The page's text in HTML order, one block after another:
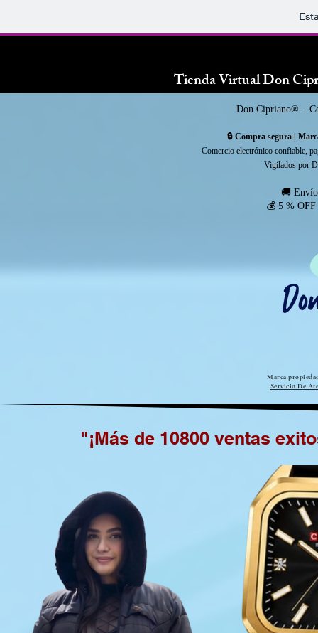
Tienda Virtual Don
Don Cipriano® –
🔒 Compra segura |
Comercio electrónico confiable,
Vigilados por
🚚
💰 5 % OFF
Marca
Servicio De
"¡Más de 10800 ventas